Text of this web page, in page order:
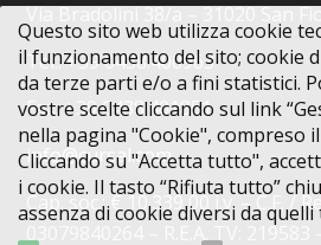
Via Bradolini 38/a – 31020 San
Tel.: +39 0438.400963
Fax: +39 0438.401851
info@cursal.com
Cap. soc.: € 10.339,00 i.v. – C.F. /
03079840264 – R.E.A. TV: 219583
Questo sito web utilizza cookie
il funzionamento del sito; cookie
da terze parti e/o a fini statistici.
vostre scelte cliccando sul link
nella pagina "Cookie", compreso
Cliccando su "Accetta tutto",
i cookie. Il tasto “Rifiuta tutto”
assenza di cookie diversi da quelli